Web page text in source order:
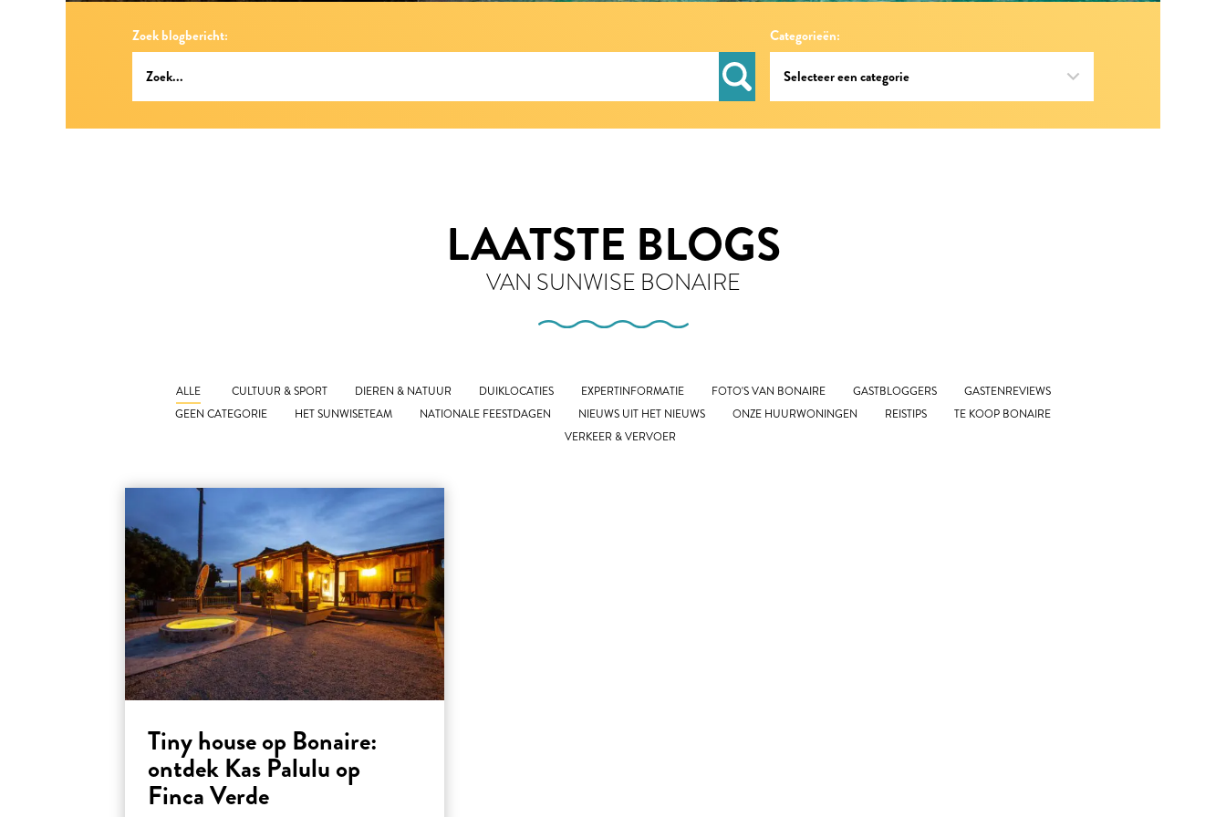
Zoek blogbericht: Categorieën:
LAATSTE BLOGS
VAN SUNWISE BONAIRE
ALLE CULTUUR & SPORT DIEREN & NATUUR DUIKLOCATIES EXPERTINFORMATIE FOTO'S VAN BONAIRE GASTBLOGGERS
GASTENREVIEWS
GEEN CATEGORIE
HET SUNWISETEAM NATIONALE FEESTDAGEN NIEUWS UIT HET NIEUWS ONZE HUURWONINGEN REISTIPS
TE KOOP BONAIRE
VERKEER & VERVOER
Tiny house op Bonaire:
ontdek Kas Palulu op
Finca Verde